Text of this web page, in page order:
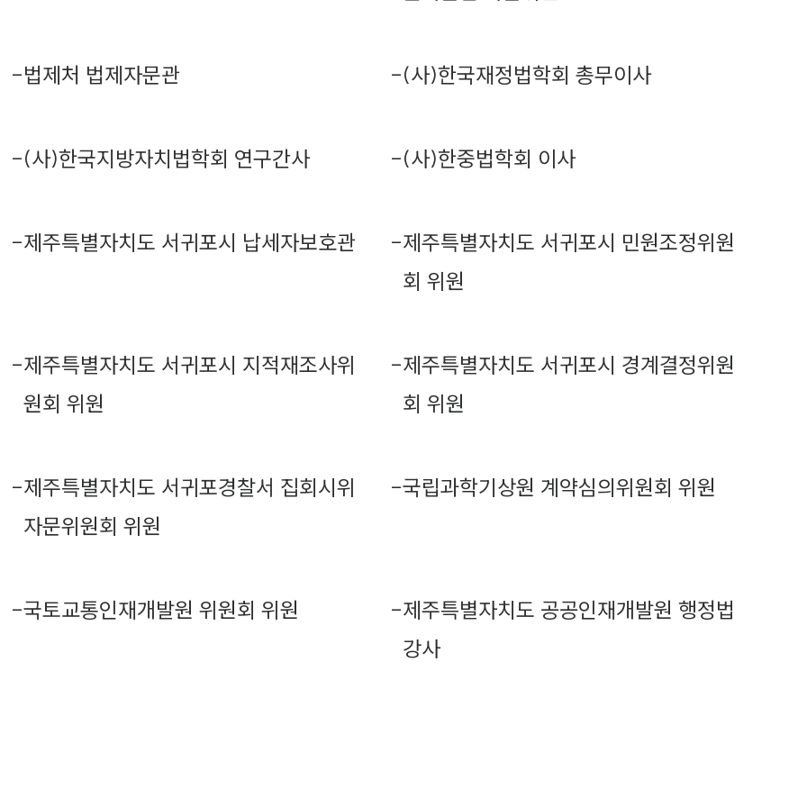
-법제처 법제자문관 -(사)한국재정법학회 총무이사
-(사)한국지방자치법학회 연구간사 -(사)한중법학회 이사
-제주특별자치도 서귀포시 납세자보호관 -제주특별자치도 서귀포시 민원조정위원
회 위원
-제주특별자치도 서귀포시 지적재조사위
원회 위원
-제주특별자치도 서귀포시 경계결정위원
회 위원
-제주특별자치도 서귀포경찰서 집회시위
자문위원회 위원
-국립과학기상원 계약심의위원회 위원
-국토교통인재개발원 위원회 위원 -제주특별자치도 공공인재개발원 행정법
강사